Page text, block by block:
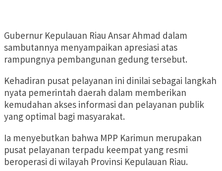
Gubernur Kepulauan Riau Ansar Ahmad dalam
sambutannya menyampaikan apresiasi atas
rampungnya pembangunan gedung tersebut.
Kehadiran pusat pelayanan ini dinilai sebagai langkah
nyata pemerintah daerah dalam memberikan
kemudahan akses informasi dan pelayanan publik
yang optimal bagi masyarakat.
Ia menyebutkan bahwa MPP Karimun merupakan
pusat pelayanan terpadu keempat yang resmi
beroperasi di wilayah Provinsi Kepulauan Riau.